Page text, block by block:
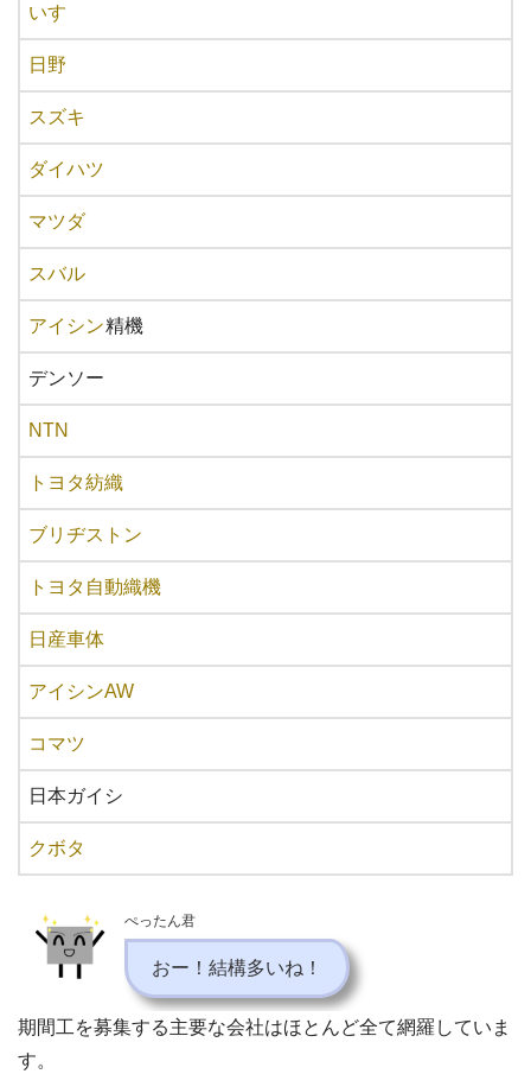
いすゞ
日野
スズキ
ダイハツ
マツダ
スバル
アイシン精機
デンソー
NTN
トヨタ紡織
ブリヂストン
トヨタ自動織機
日産車体
アイシンAW
コマツ
日本ガイシ
クボタ
ぺったん君
おー！結構多いね！
期間工を募集する主要な会社はほとんど全て網羅していま
す。